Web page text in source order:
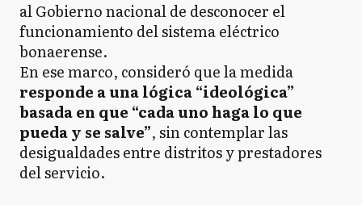
al Gobierno nacional de desconocer el
funcionamiento del sistema eléctrico
bonaerense.
En ese marco, consideró que la medida
responde a una lógica “ideológica”
basada en que “cada uno haga lo que
pueda y se salve”, sin contemplar las
desigualdades entre distritos y prestadores
del servicio.